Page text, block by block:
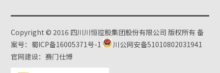
Copyright © 2016 四川川恒控股集团股份有限公司 版权所有备
案号：蜀ICP备16005371号-1
川公网安备51010802031941
官网建设：赛门仕博